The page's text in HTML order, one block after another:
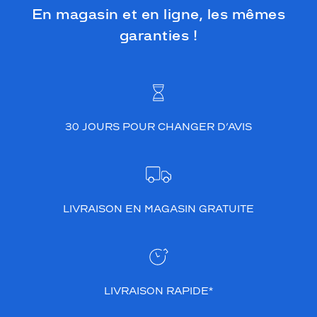
En magasin et en ligne, les mêmes
garanties !
30 JOURS POUR CHANGER D’AVIS
LIVRAISON EN MAGASIN GRATUITE
LIVRAISON RAPIDE*